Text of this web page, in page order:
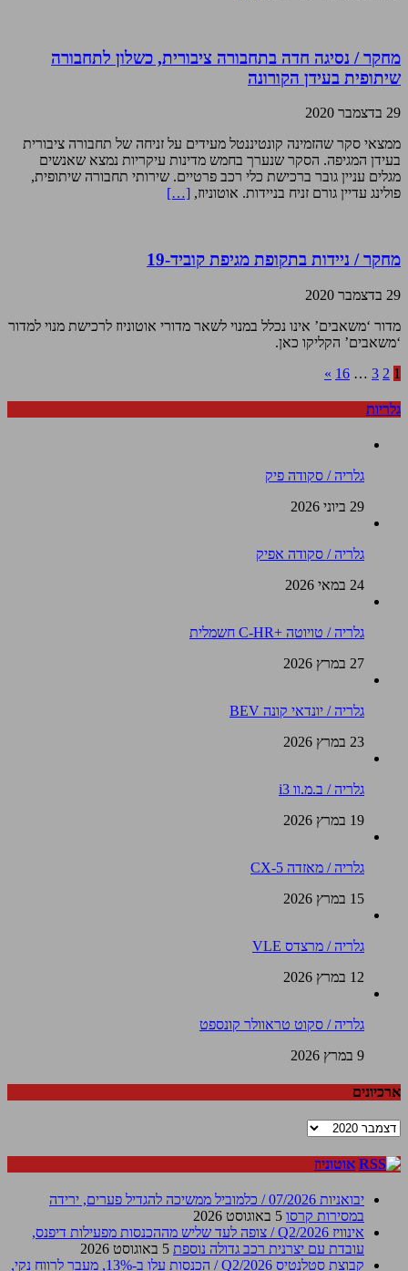
מחקר / נסיגה חדה בתחבורה ציבורית, כשלון לתחבורה
שיתופית בעידן הקורונה
29 בדצמבר 2020
ממצאי סקר שהזמינה קונטיננטל מעידים על זניחה של תחבורה ציבורית
בעידן המגיפה. הסקר שנערך בחמש מדינות עיקריות נמצא שאנשים
מגלים עניין גובר ברכישת כלי רכב פרטיים. שירותי תחבורה שיתופית,
פולינג עדיין גורם זניח בניידות. אוטוניוז, […]
מחקר / ניידות בתקופת מגיפת קוביד-19
29 בדצמבר 2020
מדור ‘משאבים’ אינו נכלל במנוי לשאר מדורי אוטוניוז לרכישת מנוי למדור
‘משאבים’ הקליקו כאן.
1
2
3
…
16
»
גלריות
גלריה / סקודה פיק
29 ביוני 2026
גלריה / סקודה אפיק
24 במאי 2026
גלריה / טויוטה +C-HR חשמלית
27 במרץ 2026
גלריה / יונדאי קונה BEV
23 במרץ 2026
גלריה / ב.מ.וו i3
19 במרץ 2026
גלריה / מאזדה CX-5
15 במרץ 2026
גלריה / מרצדס VLE
12 במרץ 2026
גלריה / סקוט טראוולר קונספט
9 במרץ 2026
ארכיונים
ארכיונים
אוטוניוז
יבואניות 07/2026 / כלמוביל ממשיכה להגדיל פערים, ירידה
במסירות קרסו 5 באוגוסט 2026
אינוויז Q2/2026 / צופה לעד שליש מההכנסות מפעילות דיפנס,
עובדת עם יצרנית רכב גדולה נוספת 5 באוגוסט 2026
קבוצת סטלנטיס Q2/2026 / הכנסות עלו ב-13%, מעבר לרווח נקי,